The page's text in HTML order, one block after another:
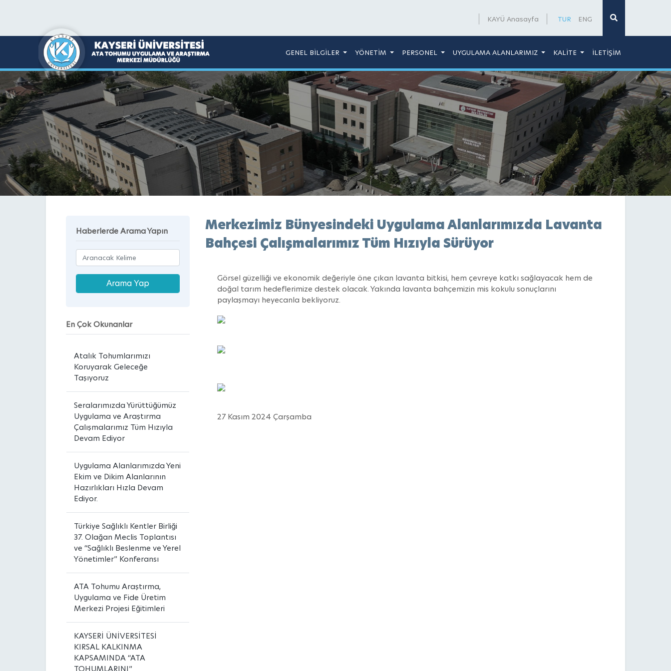
TUR ENG
KAYÜ Anasayfa
GENEL BİLGİLER YÖNETİM PERSONEL UYGULAMA ALANLARIMIZ KALİTE İLETİŞİM
Haberlerde Arama Yapın
En Çok Okunanlar
Atalık Tohumlarımızı
Koruyarak Geleceğe
Taşıyoruz
Seralarımızda Yürüttüğümüz
Uygulama ve Araştırma
Çalışmalarımız Tüm Hızıyla
Devam Ediyor
Uygulama Alanlarımızda Yeni
Ekim ve Dikim Alanlarının
Hazırlıkları Hızla Devam
Ediyor.
Türkiye Sağlıklı Kentler Birliği
37. Olağan Meclis Toplantısı
ve “Sağlıklı Beslenme ve Yerel
Yönetimler” Konferansı
ATA Tohumu Araştırma,
Uygulama ve Fide Üretim
Merkezi Projesi Eğitimleri
KAYSERİ ÜNİVERSİTESİ
KIRSAL KALKINMA
KAPSAMINDA “ATA
TOHUMLARINI”
Merkezimiz Bünyesindeki Uygulama Alanlarımızda Lavanta
Bahçesi Çalışmalarımız Tüm Hızıyla Sürüyor
Görsel güzelliği ve ekonomik değeriyle öne çıkan lavanta bitkisi, hem çevreye katkı sağlayacak hem de
doğal tarım hedeflerimize destek olacak. Yakında lavanta bahçemizin mis kokulu sonuçlarını
paylaşmayı heyecanla bekliyoruz.
27 Kasım 2024 Çarşamba